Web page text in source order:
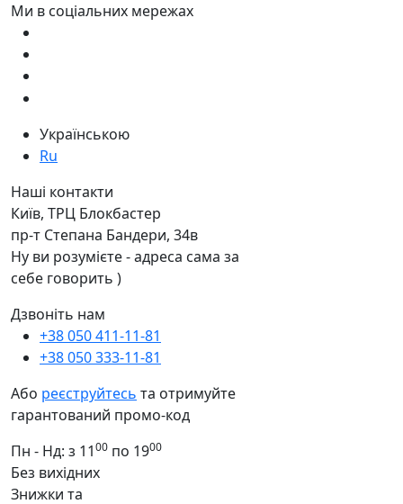
Ми в соціальних мережах
Українською
Ru
Наші контакти
Київ, ТРЦ Блокбастер
пр-т Степана Бандери, 34в
Ну ви розумієте - адреса сама за
себе говорить )
Дзвоніть нам
+38 050 411-11-81
+38 050 333-11-81
Або реєструйтесь та отримуйте
гарантований промо-код
Пн - Нд: з 1100 по 1900
Без вихідних
Знижки та